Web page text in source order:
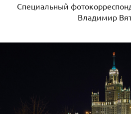
Специальный
Владимир